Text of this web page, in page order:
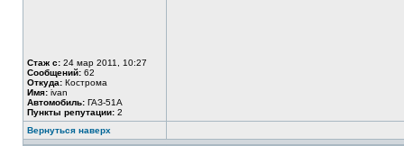
Стаж с: 24 мар 2011, 10:27
Сообщений: 62
Откуда: Кострома
Имя: ivan
Автомобиль: ГАЗ-51А
Пункты репутации: 2
Вернуться наверх